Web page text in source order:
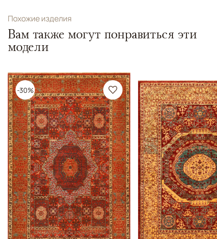
Похожие изделия
Вам также могут понравиться эти
модели
-30%